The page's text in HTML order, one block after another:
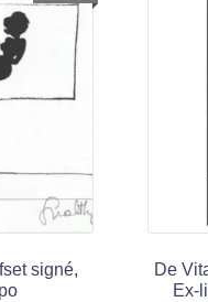
signé,
De
Ex-